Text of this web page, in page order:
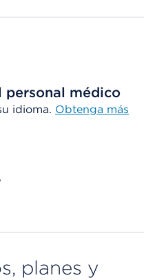
personal médico
idioma. Obtenga más
planes y